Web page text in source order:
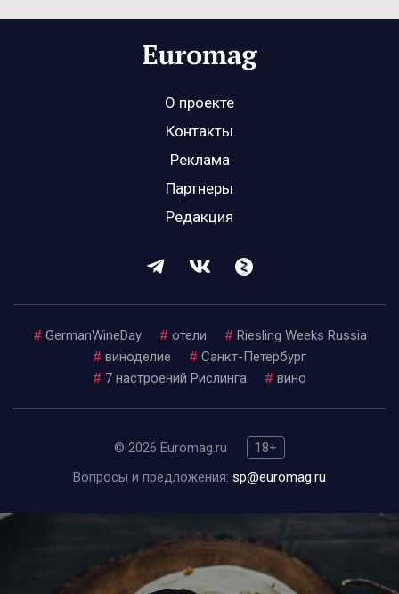
О проекте
Контакты
Реклама
Партнеры
Редакция
# GermanWineDay # отели # Riesling Weeks Russia
# виноделие # Санкт-Петербург
# 7 настроений Рислинга # вино
© 2026 Euromag.ru
18+
Вопросы и предложения: sp@euromag.ru